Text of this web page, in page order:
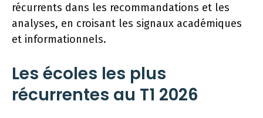
récurrents dans les recommandations et les
analyses, en croisant les signaux académiques
et informationnels.
Les écoles les plus
récurrentes au T1 2026